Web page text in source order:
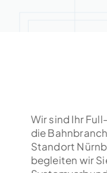
Wir sind Ihr
die
Standort
begleiten wir